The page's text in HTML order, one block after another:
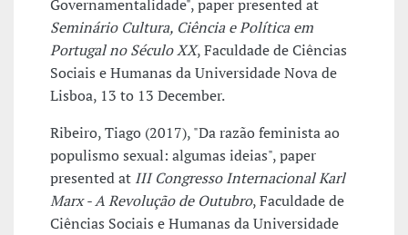
Governamentalidade", paper presented at
Seminário Cultura, Ciência e Política em
Portugal no Século XX, Faculdade de Ciências
Sociais e Humanas da Universidade Nova de
Lisboa, 13 to 13 December.
Ribeiro, Tiago (2017), "Da razão feminista ao
populismo sexual: algumas ideias", paper
presented at III Congresso Internacional Karl
Marx - A Revolução de Outubro, Faculdade de
Ciências Sociais e Humanas da Universidade